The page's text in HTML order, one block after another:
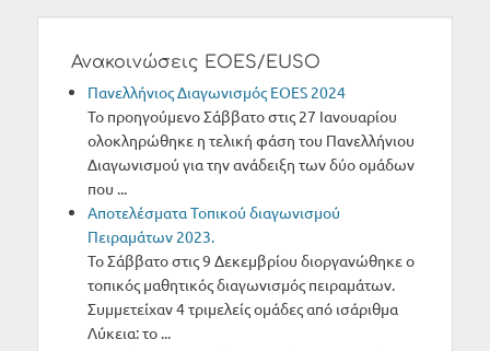
Ανακοινώσεις EOES/EUSO
Πανελλήνιος Διαγωνισμός ΕΟΕS 2024
Το προηγούμενο Σάββατο στις 27 Ιανουαρίου
ολοκληρώθηκε η τελική φάση του Πανελλήνιου
Διαγωνισμού για την ανάδειξη των δύο ομάδων
που ...
Αποτελέσματα Τοπικού διαγωνισμού
Πειραμάτων 2023.
Το Σάββατο στις 9 Δεκεμβρίου διοργανώθηκε ο
τοπικός μαθητικός διαγωνισμός πειραμάτων.
Συμμετείχαν 4 τριμελείς ομάδες από ισάριθμα
Λύκεια: το ...